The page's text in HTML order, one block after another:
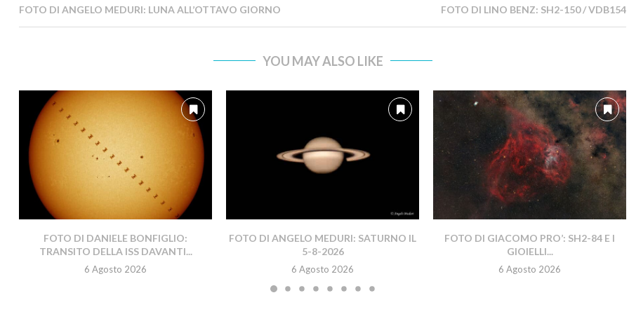
FOTO DI ANGELO MEDURI: LUNA ALL’OTTAVO GIORNO
FOTO DI LINO BENZ: SH2-150 / VDB154
YOU MAY ALSO LIKE
FOTO DI DANIELE BONFIGLIO:
TRANSITO DELLA ISS DAVANTI...
6 Agosto 2026
FOTO DI ANGELO MEDURI: SATURNO IL
5-8-2026
6 Agosto 2026
FOTO DI GIACOMO PRO’: SH2-84 E I
GIOIELLI...
6 Agosto 2026